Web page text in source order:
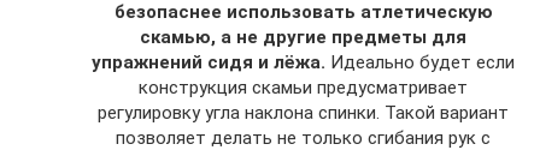
безопаснее использовать атлетическую
скамью, а не другие предметы для
упражнений сидя и лёжа. Идеально будет если
конструкция скамьи предусматривает
регулировку угла наклона спинки. Такой вариант
позволяет делать не только сгибания рук с